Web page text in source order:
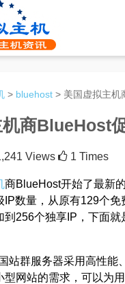
> bluehost > 美国虚拟主机
商BlueHost
Views 1 Times
商BlueHost开始了最新
IP数量，从原有129个
到256个独享IP，下面
站群服务器采用高性
网站的需求，可以为